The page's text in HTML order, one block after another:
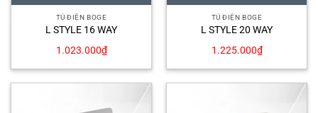
TỦ ĐIỆN BOGE
L STYLE 16 WAY
1.023.000₫
TỦ ĐIỆN BOGE
L STYLE 20 WAY
1.225.000₫